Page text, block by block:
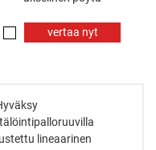
vertaa nyt